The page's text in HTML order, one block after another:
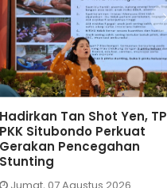
TP PKK Situbondo Perkuat
Edukasi Cegah Stunting
Lewat Pekan Menyusui
Sedunia